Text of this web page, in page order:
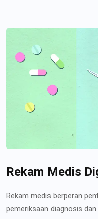
Rekam Medis
Rekam medis berperan
pemeriksaan diagnosis